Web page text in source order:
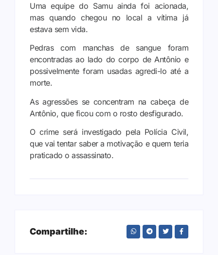
Uma equipe do Samu ainda foi acionada,
mas quando chegou no local a vítima já
estava sem vida.
Pedras com manchas de sangue foram
encontradas ao lado do corpo de Antônio e
possivelmente foram usadas agredi-lo até a
morte.
As agressões se concentram na cabeça de
Antônio, que ficou com o rosto desfigurado.
O crime será investigado pela Polícia Civil,
que vai tentar saber a motivação e quem teria
praticado o assassinato.
Compartilhe: